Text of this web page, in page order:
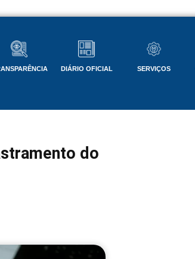
DIÁRIO OFICIAL SERVIÇOS
do